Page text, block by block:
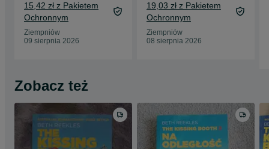
15,42 zł z Pakietem
Ochronnym
Ziempniów
09 sierpnia 2026
19,03 zł z Pakietem
Ochronnym
Ziempniów
08 sierpnia 2026
Zobacz też